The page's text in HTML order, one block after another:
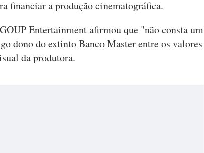
financiar a produção cinematográfica.
Entertainment afirmou que "não consta um
dono do extinto Banco Master entre os valores
da produtora.